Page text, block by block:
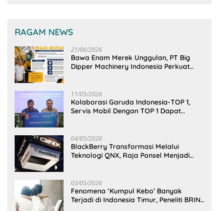
RAGAM NEWS
21/06/2026
Bawa Enam Merek Unggulan, PT Big
Dipper Machinery Indonesia Perkuat
11/05/2026
Kolaborasi Garuda Indonesia-TOP 1,
Servis Mobil Dengan TOP 1 Dapat
04/05/2026
BlackBerry Transformasi Melalui
Teknologi QNX, Raja Ponsel Menjadi
03/05/2026
Fenomena ‘Kumpul Kebo’ Banyak
Terjadi di Indonesia Timur, Peneliti BRIN